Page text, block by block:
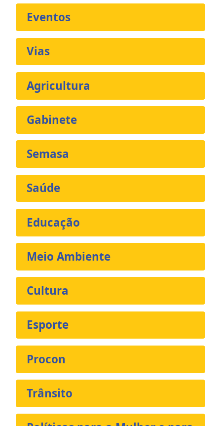
Eventos
Vias
Agricultura
Gabinete
Semasa
Saúde
Educação
Meio Ambiente
Cultura
Esporte
Procon
Trânsito